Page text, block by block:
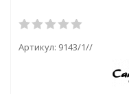
Артикул: 9143/1//